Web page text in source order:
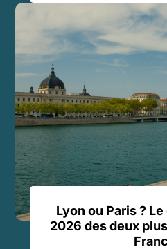
Lyon ou Paris ?
2026 des deux